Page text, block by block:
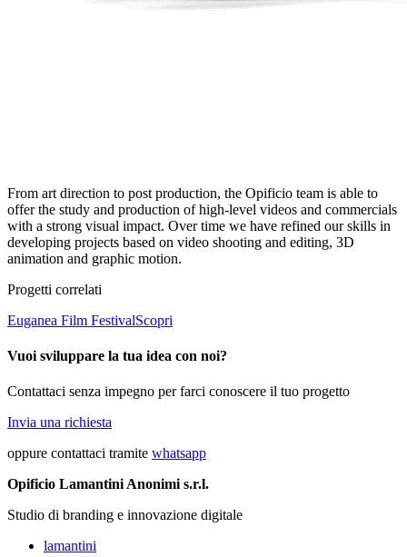
From art direction to post production, the Opificio team is able to
offer the study and production of high-level videos and commercials
with a strong visual impact. Over time we have refined our skills in
developing projects based on video shooting and editing, 3D
animation and graphic motion.
Progetti correlati
Euganea Film FestivalScopri
Vuoi sviluppare la tua idea con noi?
Contattaci senza impegno per farci conoscere il tuo progetto
Invia una richiesta
oppure contattaci tramite whatsapp
Opificio Lamantini Anonimi s.r.l.
Studio di branding e innovazione digitale
lamantini